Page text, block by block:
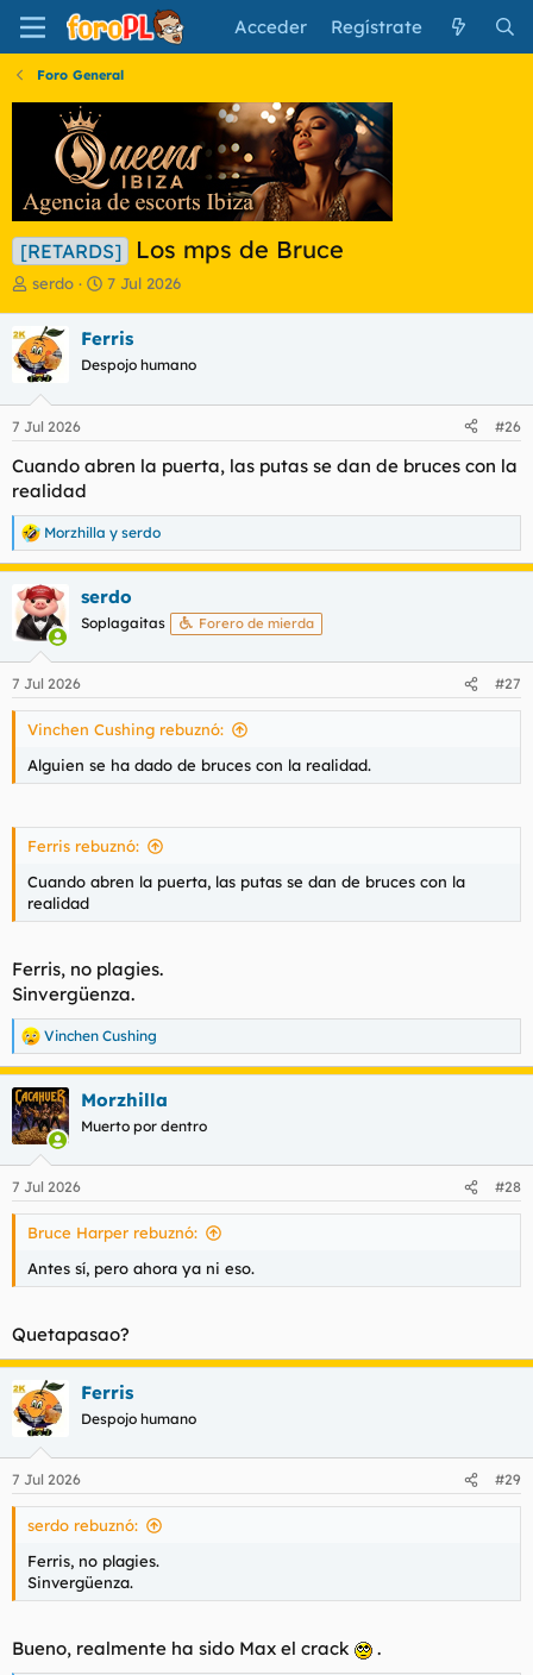
Acceder Regístrate
Foro General
[RETARDS] Los mps de Bruce
I
c
i
a
d
o
d
e
l
t
e
m
a
serdo
F
h
a
e
i
i
o
7 Jul 2026
Ferris
Despojo humano
7 Jul 2026 #26
Cuando abren la puerta, las putas se dan de bruces con la
realidad
R
e
a
c
c
i
e
s
Morzhilla y serdo
serdo
Soplagaitas Forero de mierda
7 Jul 2026 #27
Vinchen Cushing rebuznó:
Alguien se ha dado de bruces con la realidad.
Ferris rebuznó:
Cuando abren la puerta, las putas se dan de bruces con la
realidad
Ferris, no plagies.
Sinvergüenza.
R
e
a
c
c
i
e
s
Vinchen Cushing
Morzhilla
Muerto por dentro
7 Jul 2026 #28
Bruce Harper rebuznó:
Antes sí, pero ahora ya ni eso.
Quetapasao?
Ferris
Despojo humano
7 Jul 2026 #29
serdo rebuznó:
Ferris, no plagies.
Sinvergüenza.
Bueno, realmente ha sido Max el crack .